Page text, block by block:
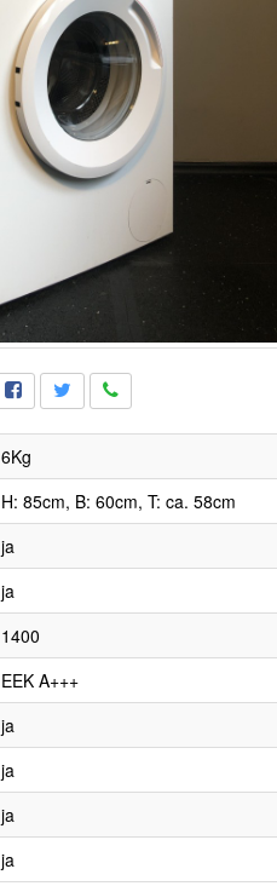
6Kg
H: 85cm, B: 60cm, T: ca. 58cm
ja
ja
1400
EEK A+++
ja
ja
ja
ja